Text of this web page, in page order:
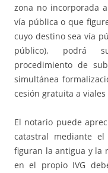
zona no incorporada
vía pública o que
cuyo destino sea vía
público), podrá
procedimiento de
simultánea
cesión gratuita a
El notario puede
catastral mediante
figuran la antigua y la
en el propio IVG